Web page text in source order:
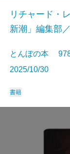
リチャード・
新潮」編集部
とんぼの本
2025/10/30
書籍